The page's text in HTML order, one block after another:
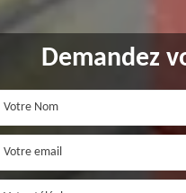
Demandez